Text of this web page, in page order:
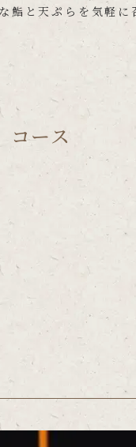
と天ぷらを気軽に
コース